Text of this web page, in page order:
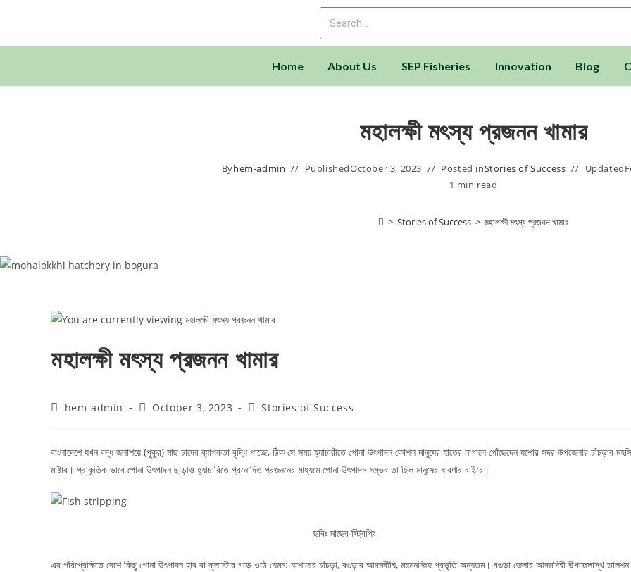
Home About Us SEP Fisheries Innovation Blog
মহালক্ষী মৎস্য প্রজনন খামার
Byhem-admin PublishedOctober 3, 2023 Posted inStories of Success Updated
1 min read
> Stories of Success > মহালক্ষী মৎস্য প্রজনন খামার
মহালক্ষী মৎস্য প্রজনন খামার
hem-admin October 3, 2023 Stories of Success
বাংলাদেশে যখন বদ্ধ জলাশয়ে (পুকুর) মাছ চাষের ব্যাপকতা বৃদ্ধি পাচ্ছে, ঠিক সে সময় হ্যাচারীতে পোনা উৎপাদন কৌশল মানুষের হাতের নাগালে পৌঁছেদেন যশোর সদর উপজেলার চাঁচড়ার
মাষ্টার। প্রাকৃতিক ভাবে পোনা উৎপাদন ছাড়াও হ্যাচারিতে প্রনোদিত প্রজননের মাধ্যমে পোনা উৎপাদন সম্ভব তা ছিল মানুষের ধারণার বাইরে।
ছবিঃ মাছের স্ট্রিপিং
এর পরিপ্রেক্ষিতে দেশে কিছু পোনা উৎপাদন হাব বা ক্লাস্টার গড়ে ওঠে যেমন: যশোরের চাঁচড়া, বগুড়ার আদমদীঘি, ময়মনসিংহ প্রভৃতি অন্যতম। বগুড়া জেলার আদমদিঘী উপজেলাস্থ তালশন